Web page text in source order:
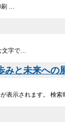
刷 …
文字で…
みと未来への
表示されます。 検